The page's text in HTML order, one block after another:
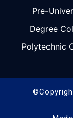
Pre-
Degree
Polytechnic